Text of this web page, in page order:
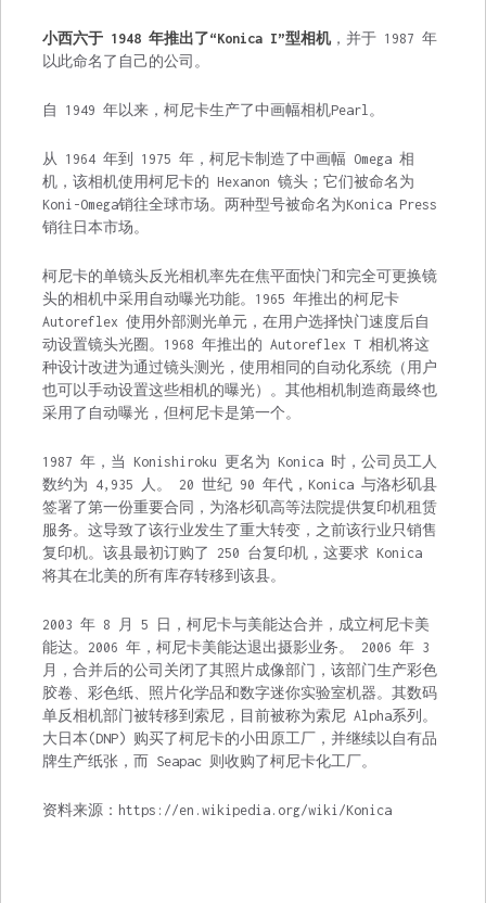
小西六于 1948 年推出了“Konica I”型相机，并于 1987 年
以此命名了自己的公司。
自 1949 年以来，柯尼卡生产了中画幅相机Pearl。
从 1964 年到 1975 年，柯尼卡制造了中画幅 Omega 相
机，该相机使用柯尼卡的 Hexanon 镜头；它们被命名为
Koni-Omega销往全球市场。两种型号被命名为Konica Press
销往日本市场。
柯尼卡的单镜头反光相机率先在焦平面快门和完全可更换镜
头的相机中采用自动曝光功能。1965 年推出的柯尼卡
Autoreflex 使用外部测光单元，在用户选择快门速度后自
动设置镜头光圈。1968 年推出的 Autoreflex T 相机将这
种设计改进为通过镜头测光，使用相同的自动化系统（用户
也可以手动设置这些相机的曝光）。其他相机制造商最终也
采用了自动曝光，但柯尼卡是第一个。
1987 年，当 Konishiroku 更名为 Konica 时，公司员工人
数约为 4,935 人。 20 世纪 90 年代，Konica 与洛杉矶县
签署了第一份重要合同，为洛杉矶高等法院提供复印机租赁
服务。这导致了该行业发生了重大转变，之前该行业只销售
复印机。该县最初订购了 250 台复印机，这要求 Konica
将其在北美的所有库存转移到该县。
2003 年 8 月 5 日，柯尼卡与美能达合并，成立柯尼卡美
能达。2006 年，柯尼卡美能达退出摄影业务。 2006 年 3
月，合并后的公司关闭了其照片成像部门，该部门生产彩色
胶卷、彩色纸、照片化学品和数字迷你实验室机器。其数码
单反相机部门被转移到索尼，目前被称为索尼 Alpha系列。
大日本(DNP) 购买了柯尼卡的小田原工厂，并继续以自有品
牌生产纸张，而 Seapac 则收购了柯尼卡化工厂。
资料来源：https://en.wikipedia.org/wiki/Konica